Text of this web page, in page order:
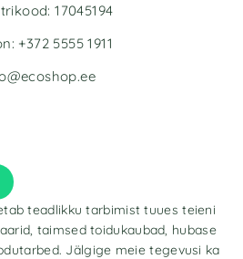
teadlikku tarbimist tuues teieni
taimsed toidukaubad, hubase
Jälgige meie tegevusi ka
17045194
+372 5555 1911